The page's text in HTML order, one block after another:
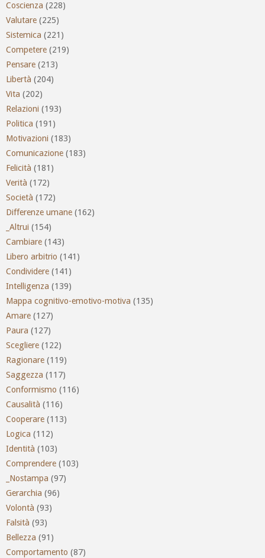
Coscienza (228)
Valutare (225)
Sistemica (221)
Competere (219)
Pensare (213)
Libertà (204)
Vita (202)
Relazioni (193)
Politica (191)
Motivazioni (183)
Comunicazione (183)
Felicità (181)
Verità (172)
Società (172)
Differenze umane (162)
_Altrui (154)
Cambiare (143)
Libero arbitrio (141)
Condividere (141)
Intelligenza (139)
Mappa cognitivo-emotivo-motiva (135)
Amare (127)
Paura (127)
Scegliere (122)
Ragionare (119)
Saggezza (117)
Conformismo (116)
Causalità (116)
Cooperare (113)
Logica (112)
Identità (103)
Comprendere (103)
_Nostampa (97)
Gerarchia (96)
Volontà (93)
Falsità (93)
Bellezza (91)
Comportamento (87)